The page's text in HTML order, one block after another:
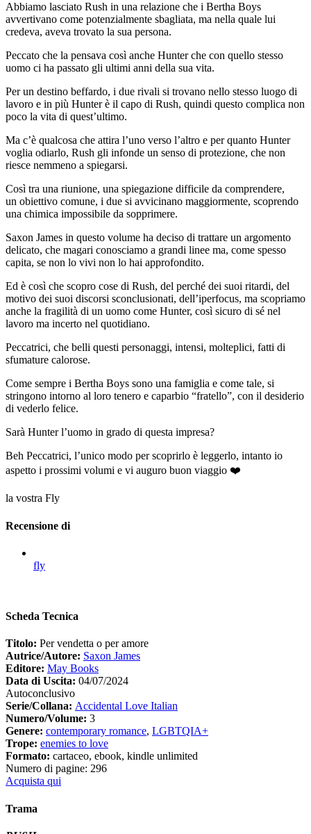
Abbiamo lasciato Rush in una relazione che i Bertha Boys
avvertivano come potenzialmente sbagliata, ma nella quale lui
credeva, aveva trovato la sua persona.
Peccato che la pensava così anche Hunter che con quello stesso
uomo ci ha passato gli ultimi anni della sua vita.
Per un destino beffardo, i due rivali si trovano nello stesso luogo di
lavoro e in più Hunter è il capo di Rush, quindi questo complica non
poco la vita di quest’ultimo.
Ma c’è qualcosa che attira l’uno verso l’altro e per quanto Hunter
voglia odiarlo, Rush gli infonde un senso di protezione, che non
riesce nemmeno a spiegarsi.
Così tra una riunione, una spiegazione difficile da comprendere,
un obiettivo comune, i due si avvicinano maggiormente, scoprendo
una chimica impossibile da sopprimere.
Saxon James in questo volume ha deciso di trattare un argomento
delicato, che magari conosciamo a grandi linee ma, come spesso
capita, se non lo vivi non lo hai approfondito.
Ed è così che scopro cose di Rush, del perché dei suoi ritardi, del
motivo dei suoi discorsi sconclusionati, dell’iperfocus, ma scopriamo
anche la fragilità di un uomo come Hunter, così sicuro di sé nel
lavoro ma incerto nel quotidiano.
Peccatrici, che belli questi personaggi, intensi, molteplici, fatti di
sfumature calorose.
Come sempre i Bertha Boys sono una famiglia e come tale, si
stringono intorno al loro tenero e caparbio “fratello”, con il desiderio
di vederlo felice.
Sarà Hunter l’uomo in grado di questa impresa?
Beh Peccatrici, l’unico modo per scoprirlo è leggerlo, intanto io
aspetto i prossimi volumi e vi auguro buon viaggio ❤️
la vostra Fly
Recensione di
fly
Scheda Tecnica
Titolo: Per vendetta o per amore
Autrice/Autore: Saxon James
Editore: May Books
Data di Uscita: 04/07/2024
Autoconclusivo
Serie/Collana: Accidental Love Italian
Numero/Volume: 3
Genere: contemporary romance, LGBTQIA+
Trope: enemies to love
Formato: cartaceo, ebook, kindle unlimited
Numero di pagine: 296
Acquista qui
Trama